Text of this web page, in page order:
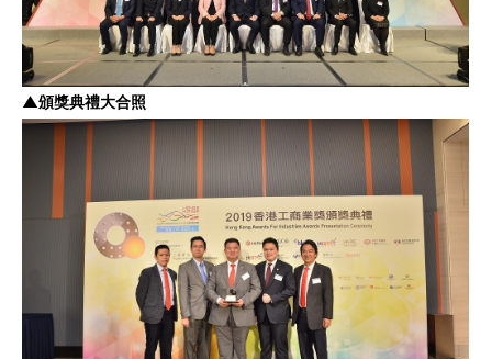
▲頒獎典禮大合照